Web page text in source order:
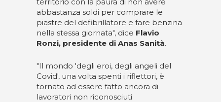
abbastanza soldi per comprare le
piastre del defibrillatore e fare benzina
nella stessa giornata", dice Flavio
Ronzi, presidente di Anas Sanità.
"Il mondo 'degli eroi, degli angeli del
Covid', una volta spenti i riflettori, è
tornato ad essere fatto ancora di
lavoratori non riconosciuti